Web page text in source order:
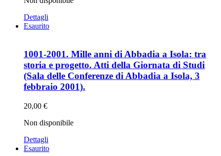
Dettagli
Esaurito
1001-2001. Mille anni di Abbadia a Isola: tra
storia e progetto. Atti della Giornata di Studi
(Sala delle Conferenze di Abbadia a Isola, 3
febbraio 2001).
20,00 €
Non disponibile
Dettagli
Esaurito